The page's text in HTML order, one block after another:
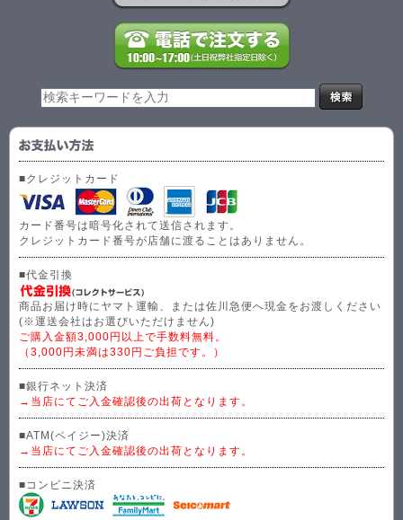
■クレジットカード
カード番号は暗号化されて送信されます。
クレジットカード番号が店舗に渡ることはありません。
■代金引換
商品お届け時にヤマト運輸、または佐川急便へ現金をお渡しください
(※運送会社はお選びいただけません)
ご購入金額3,000円以上で手数料無料。
（3,000円未満は330円ご負担です。）
■銀行ネット決済
→当店にてご入金確認後の出荷となります。
■ATM(ペイジー)決済
→当店にてご入金確認後の出荷となります。
■コンビニ決済